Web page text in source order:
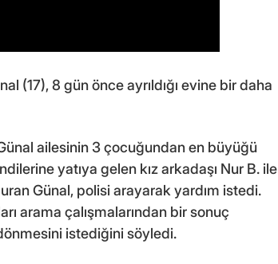
(17), 8 gün önce ayrıldığı evine bir daha
ailesinin 3 çocuğundan en büyüğü
yatıya gelen kız arkadaşı Nur B. ile
Günal, polisi arayarak yardım istedi.
arama çalışmalarından bir sonuç
istediğini söyledi.